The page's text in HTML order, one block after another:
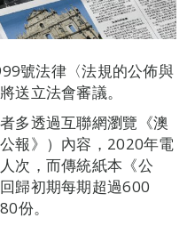
號法律〈法規的公佈與
送立法會審議。
多透過互聯網瀏覽《澳
報》）內容，2020年電
次，而傳統紙本《公
歸初期每期超過600
份。